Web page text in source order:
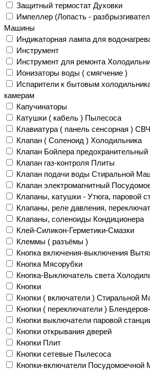
Защитный термостат Духовки
Импеллер (Лопасть -
Машины
Индикаторная лампа для
Инструмент
Инструмент для ремонта
Ионизаторы воды ( смягчение )
Испарители к бытовым
камерам
Капучинаторы
Катушки ( кабель ) Пылесоса
Клавиатура ( панель сенсорная ) СВЧ
Клапан ( Соленоид ) Холодильника
Клапан Бойлера предохранительный
Клапан газ-контроля Плиты
Клапан подачи воды Стиральной
Клапан электромагнитный
Клапаны, катушки - Утюга, паровой
Клапаны, реле давления,
Клапаны, соленоиды Кондиционера
Клей-Силикон-Герметики-Смазки
Клеммы ( разъёмы )
Кнопка включения-выключения
Кнопка Мясорубки
Кнопка-Выключатель света
Кнопки
Кнопки ( включатели ) Стиральной
Кнопки ( переключатели )
Кнопки выключатели паровой
Кнопки открывания дверей
Кнопки Плит
Кнопки сетевые Пылесоса
Кнопки-включатели